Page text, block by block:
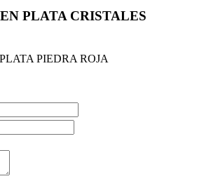
PLATA CRISTALES
PIEDRA ROJA